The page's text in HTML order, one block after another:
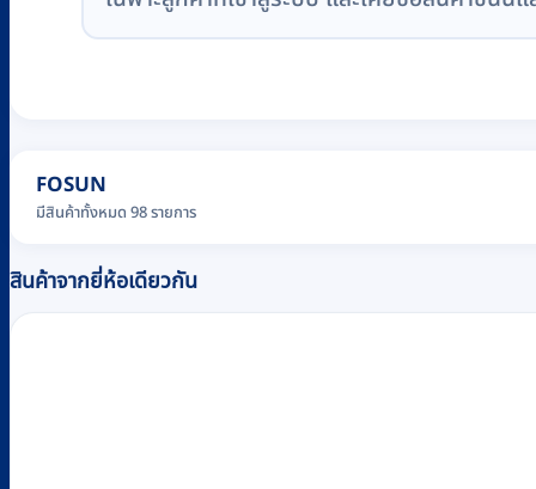
FOSUN
มีสินค้าทั้งหมด 98 รายการ
สินค้าจากยี่ห้อเดียวกัน